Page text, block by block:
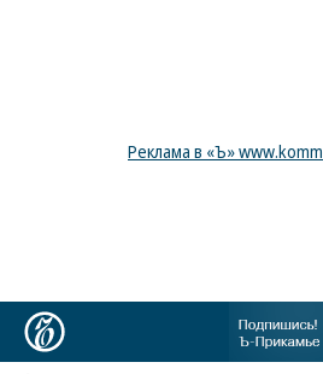
Реклама в «Ъ»